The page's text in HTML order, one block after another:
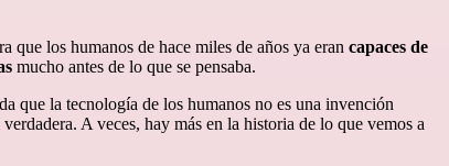
que los humanos de hace miles de años ya eran capaces de
mucho antes de lo que se pensaba.
que la tecnología de los humanos no es una invención
A veces, hay más en la historia de lo que vemos a